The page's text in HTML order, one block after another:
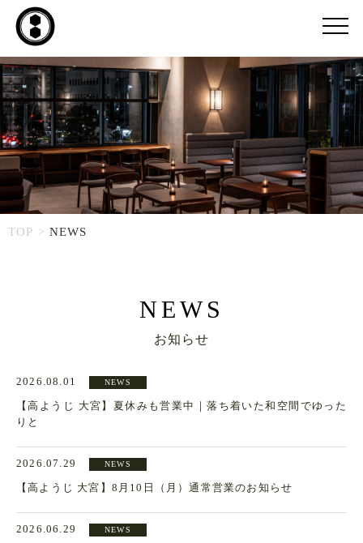
TOP NEWS
NEWS
お知らせ
2026.08.01 NEWS
【高ようじ 大宮】夏休みも営業中｜落ち着いた和空間でゆった
りと
2026.07.29 NEWS
【高ようじ 大宮】8月10日（月）通常営業のお知らせ
2026.06.29 NEWS